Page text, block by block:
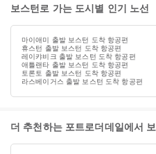
보스턴로 가는 도시별 인기 노선
마이애미 출발 보스턴 도착 항공편
휴스턴 출발 보스턴 도착 항공편
레이캬비크 출발 보스턴 도착 항공편
애틀랜타 출발 보스턴 도착 항공편
토론토 출발 보스턴 도착 항공편
라스베이거스 출발 보스턴 도착 항공편
더 추천하는 포트로더데일에서